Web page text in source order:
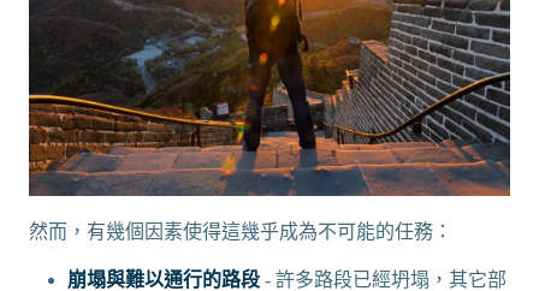
然而，有幾個因素使得這幾乎成為不可能的任務：
崩塌與難以通行的路段 - 許多路段已經坍塌，其它部